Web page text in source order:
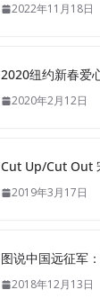
2022年11月18日
2020纽约新春爱
2020年2月12日
Cut Up/Cut Out
2019年3月17日
图说中国远征军
2018年12月13日